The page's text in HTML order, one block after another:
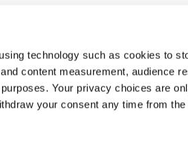
technology such as cookies to
content measurement, audience
Your privacy choices are
your consent any time from